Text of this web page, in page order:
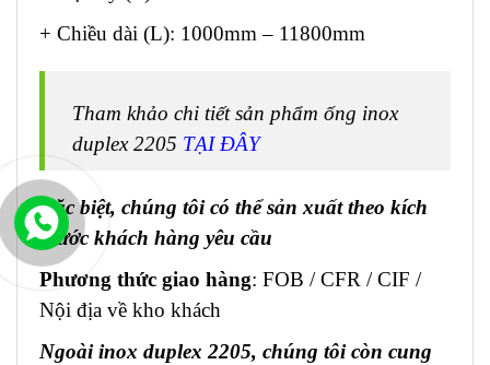
+ Chiều dài (L): 1000mm – 11800mm
Tham khảo chi tiết sản phẩm ống inox
duplex 2205 TẠI ĐÂY
Đặc biệt, chúng tôi có thể sản xuất theo kích
thước khách hàng yêu cầu
Phương thức giao hàng: FOB / CFR / CIF /
Nội địa về kho khách
Ngoài inox duplex 2205, chúng tôi còn cung